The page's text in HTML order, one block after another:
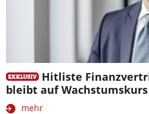
Hitliste
bleibt auf Wachstumskurs
mehr